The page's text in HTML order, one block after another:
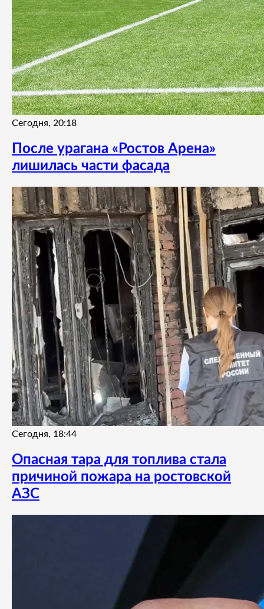
Сегодня, 20:18
После урагана «Ростов Арена»
лишилась части фасада
Сегодня, 18:44
Опасная тара для топлива стала
причиной пожара на ростовской
АЗС